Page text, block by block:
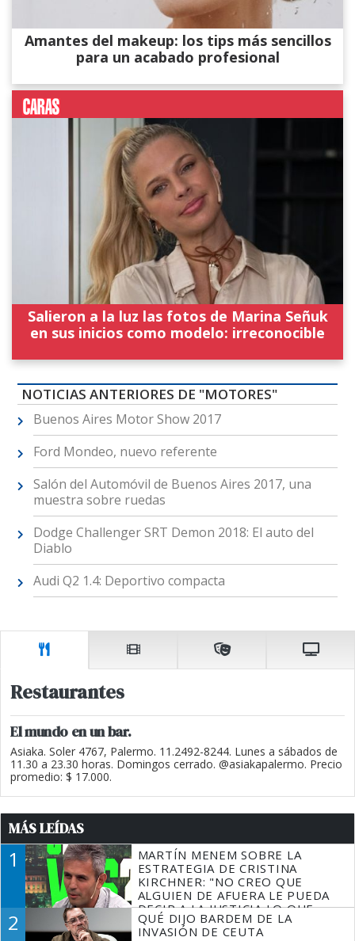
Amantes del makeup: los tips más sencillos
para un acabado profesional
Salieron a la luz las fotos de Marina Señuk
en sus inicios como modelo: irreconocible
NOTICIAS ANTERIORES DE "MOTORES"
Buenos Aires Motor Show 2017
Ford Mondeo, nuevo referente
Salón del Automóvil de Buenos Aires 2017, una
muestra sobre ruedas
Dodge Challenger SRT Demon 2018: El auto del
Diablo
Audi Q2 1.4: Deportivo compacta
Restaurantes
El mundo en un bar.
Asiaka. Soler 4767, Palermo. 11.2492-8244. Lunes a sábados de
11.30 a 23.30 horas. Domingos cerrado. @asiakapalermo. Precio
promedio: $ 17.000.
MÁS LEÍDAS
1
MARTÍN MENEM SOBRE LA
ESTRATEGIA DE CRISTINA
KIRCHNER: "NO CREO QUE
ALGUIEN DE AFUERA LE PUEDA
DECIR A LA JUSTICIA LO QUE
TIENE QUE HACER"
2
QUÉ DIJO BARDEM DE LA
INVASIÓN DE CEUTA